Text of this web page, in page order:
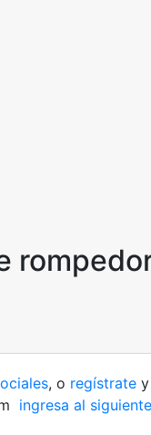
, o regístrate
ingresa al